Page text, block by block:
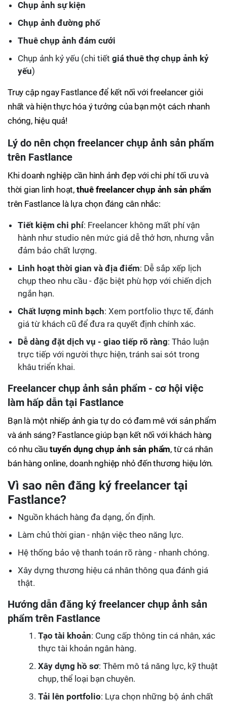
Chụp ảnh sự kiện
Chụp ảnh đường phố
Thuê chụp ảnh đám cưới
Chụp ảnh kỷ yếu (chi tiết giá thuê thợ chụp ảnh kỷ
yếu)
Truy cập ngay Fastlance để kết nối với freelancer giỏi
nhất và hiện thực hóa ý tưởng của bạn một cách nhanh
chóng, hiệu quả!
Lý do nên chọn freelancer chụp ảnh sản phẩm
trên Fastlance
Khi doanh nghiệp cần hình ảnh đẹp với chi phí tối ưu và
thời gian linh hoạt, thuê freelancer chụp ảnh sản phẩm
trên Fastlance là lựa chọn đáng cân nhắc:
Tiết kiệm chi phí: Freelancer không mất phí vận
hành như studio nên mức giá dễ thở hơn, nhưng vẫn
đảm bảo chất lượng.
Linh hoạt thời gian và địa điểm: Dễ sắp xếp lịch
chụp theo nhu cầu - đặc biệt phù hợp với chiến dịch
ngắn hạn.
Chất lượng minh bạch: Xem portfolio thực tế, đánh
giá từ khách cũ để đưa ra quyết định chính xác.
Dễ dàng đặt dịch vụ - giao tiếp rõ ràng: Thảo luận
trực tiếp với người thực hiện, tránh sai sót trong
khâu triển khai.
Freelancer chụp ảnh sản phẩm - cơ hội việc
làm hấp dẫn tại Fastlance
Bạn là một nhiếp ảnh gia tự do có đam mê với sản phẩm
và ánh sáng? Fastlance giúp bạn kết nối với khách hàng
có nhu cầu tuyển dụng chụp ảnh sản phẩm, từ cá nhân
bán hàng online, doanh nghiệp nhỏ đến thương hiệu lớn.
Vì sao nên đăng ký freelancer tại
Fastlance?
Nguồn khách hàng đa dạng, ổn định.
Làm chủ thời gian - nhận việc theo năng lực.
Hệ thống bảo vệ thanh toán rõ ràng - nhanh chóng.
Xây dựng thương hiệu cá nhân thông qua đánh giá
thật.
Hướng dẫn đăng ký freelancer chụp ảnh sản
phẩm trên Fastlance
Tạo tài khoản: Cung cấp thông tin cá nhân, xác
thực tài khoản ngân hàng.
Xây dựng hồ sơ: Thêm mô tả năng lực, kỹ thuật
chụp, thể loại bạn chuyên.
Tải lên portfolio: Lựa chọn những bộ ảnh chất